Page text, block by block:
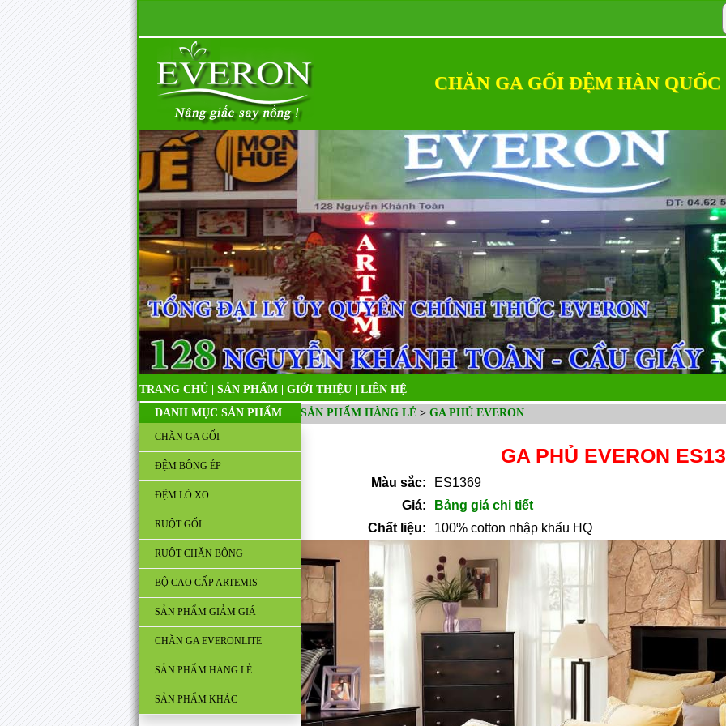
CHĂN GA GỐI ĐỆM HÀN
TRANG CHỦ SẢN PHẨM GIỚI THIỆU
LIÊN HỆ
DANH MỤC SẢN PHẨM
CHĂN GA GỐI
ĐỆM BÔNG ÉP
ĐỆM LÒ XO
RUỘT GỐI
RUỘT CHĂN BÔNG
BỘ CAO CẤP ARTEMIS
SẢN PHẨM GIẢM GIÁ
CHĂN GA EVERONLITE
SẢN PHẨM HÀNG LẺ
SẢN PHẨM KHÁC
SẢN PHẨM HÀNG LẺ > GA PHỦ EVERON
GA PHỦ EVERON
Màu sắc:
ES1369
Giá:
Bảng giá chi tiết
Chất liệu:
100% cotton nhập khẩu HQ